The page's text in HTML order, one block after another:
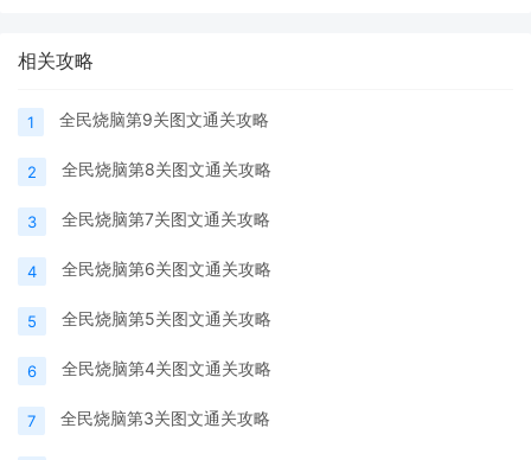
相关攻略
1 全民烧脑第9关图文通关攻略
2 全民烧脑第8关图文通关攻略
3 全民烧脑第7关图文通关攻略
4 全民烧脑第6关图文通关攻略
5 全民烧脑第5关图文通关攻略
6 全民烧脑第4关图文通关攻略
7 全民烧脑第3关图文通关攻略